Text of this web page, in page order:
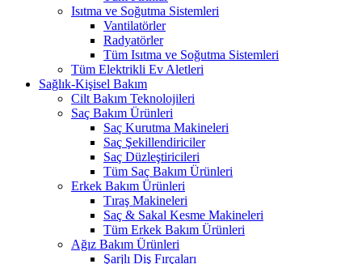
Isıtma ve Soğutma Sistemleri
Vantilatörler
Radyatörler
Tüm Isıtma ve Soğutma Sistemleri
Tüm Elektrikli Ev Aletleri
Sağlık-Kişisel Bakım
Cilt Bakım Teknolojileri
Saç Bakım Ürünleri
Saç Kurutma Makineleri
Saç Şekillendiriciler
Saç Düzleştiricileri
Tüm Saç Bakım Ürünleri
Erkek Bakım Ürünleri
Tıraş Makineleri
Saç & Sakal Kesme Makineleri
Tüm Erkek Bakım Ürünleri
Ağız Bakım Ürünleri
Şarjlı Diş Fırçaları